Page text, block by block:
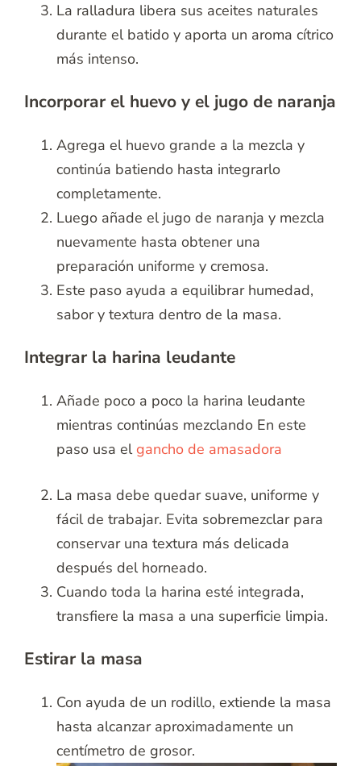
La ralladura libera sus aceites naturales
durante el batido y aporta un aroma cítrico
más intenso.
Incorporar el huevo y el jugo de naranja
Agrega el huevo grande a la mezcla y
continúa batiendo hasta integrarlo
completamente.
Luego añade el jugo de naranja y mezcla
nuevamente hasta obtener una
preparación uniforme y cremosa.
Este paso ayuda a equilibrar humedad,
sabor y textura dentro de la masa.
Integrar la harina leudante
Añade poco a poco la harina leudante
mientras continúas mezclando En este
paso usa elgancho de amasadora
La masa debe quedar suave, uniforme y
fácil de trabajar. Evita sobremezclar para
conservar una textura más delicada
después del horneado.
Cuando toda la harina esté integrada,
transfiere la masa a una superficie limpia.
Estirar la masa
Con ayuda de un rodillo, extiende la masa
hasta alcanzar aproximadamente un
centímetro de grosor.